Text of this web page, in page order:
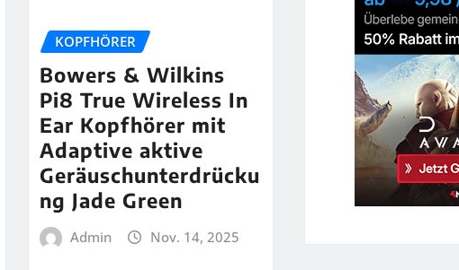
KOPFHÖRER
Bowers & Wilkins
Pi8 True Wireless In
Ear Kopfhörer mit
Adaptive aktive
Geräuschunterdrücku
ng Jade Green
Admin Nov. 14, 2025